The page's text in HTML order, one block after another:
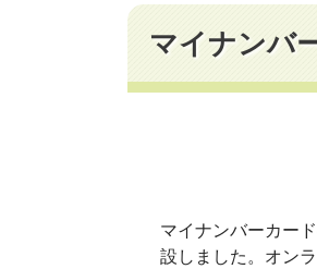
マイナンバ
マイナンバーカー
設しました。オン